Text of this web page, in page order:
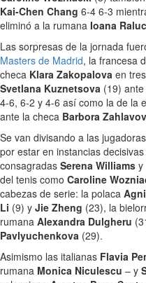
Kai-Chen Chang 6-4 6-3
eliminó a la rumana Ioana
Las sorpresas de la jornada
Masters de Madrid, la francesa
checa Klara Zakopalova en
Svetlana Kuznetsova (19)
4-6, 6-2 y 4-6 así como la de la
ante la checa Barbora
Se van divisando a las
por estar en instancias
consagradas Serena Williams y
del tenis como Caroline
cabezas de serie: la polaca
Li (9) y Jie Zheng (23), la
rumana Alexandra Dulgheru
Pavlyuchenkova (29).
Asimismo las italianas Flavia
rumana Monica Niculescu – y